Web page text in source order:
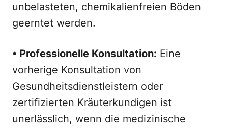
unbelasteten, chemikalienfreien Böden
geerntet werden.
• Professionelle Konsultation: Eine
vorherige Konsultation von
Gesundheitsdienstleistern oder
zertifizierten Kräuterkundigen ist
unerlässlich, wenn die medizinische